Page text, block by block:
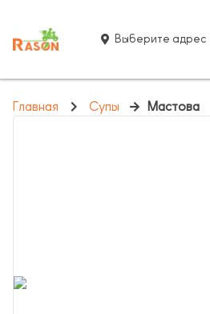
Выберите адрес
Главная Супы Мастова